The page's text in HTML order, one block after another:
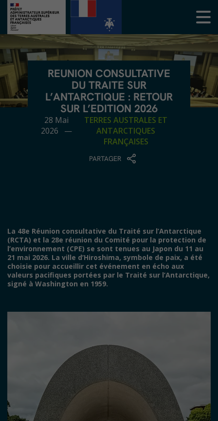
REUNION CONSULTATIVE
DU TRAITE SUR
L’ANTARCTIQUE : RETOUR
SUR L’EDITION 2026
28 Mai
2026 —
TERRES AUSTRALES ET
ANTARCTIQUES
FRANÇAISES
PARTAGER
La 48e Réunion consultative du Traité sur l’Antarctique
(RCTA) et la 28e réunion du Comité pour la protection de
l’environnement (CPE) se sont tenues au Japon du 11 au
21 mai 2026. La ville d’Hiroshima, symbole de paix, a été
choisie pour accueillir cet événement en écho aux
valeurs pacifiques portées par le Traité sur l’Antarctique,
signé à Washington en 1959.